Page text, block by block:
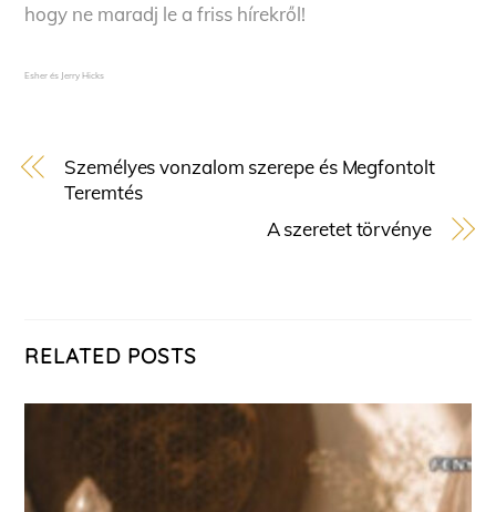
hogy ne maradj le a friss hírekről!
Esher és Jerry Hicks
Személyes vonzalom szerepe és Megfontolt
Teremtés
A szeretet törvénye
RELATED POSTS